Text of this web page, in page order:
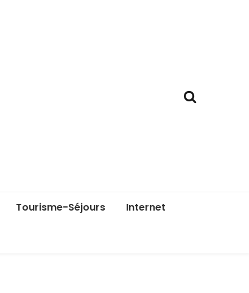
Tourisme-Séjours Internet